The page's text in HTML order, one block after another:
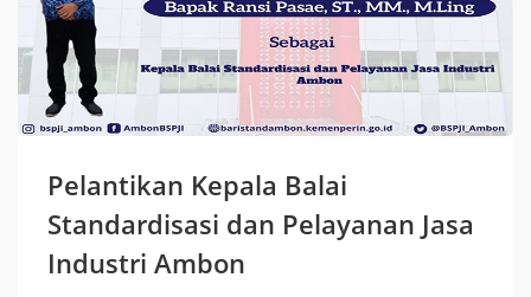
Pelantikan Kepala Balai
Standardisasi dan Pelayanan Jasa
Industri Ambon